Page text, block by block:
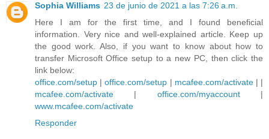
Sophia Williams 23 de junio de 2021 a las 7:26 a.m.
Here I am for the first time, and I found beneficial
information. Very nice and well-explained article. Keep up
the good work. Also, if you want to know about how to
transfer Microsoft Office setup to a new PC, then click the
link below:
office.com/setup |office.com/setup | mcafee.com/activate| |
mcafee.com/activate | office.com/myaccount|
www.mcafee.com/activate
Responder